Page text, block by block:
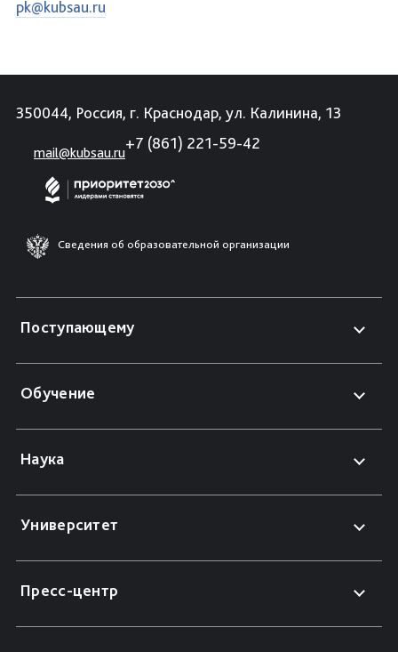
pk@kubsau.ru
350044, Россия, г. Краснодар, ул. Калинина, 13
mail@kubsau.ru
+7 (861) 221-59-42
Сведения об образовательной организации
Поступающему
Обучение
Наука
Университет
Пресс-центр